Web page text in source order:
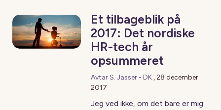
Et tilbageblik på
2017: Det nordiske
HR-tech år
opsummeret
Avtar S. Jasser - DK ,28 december
2017
Jeg ved ikke, om det bare er mig